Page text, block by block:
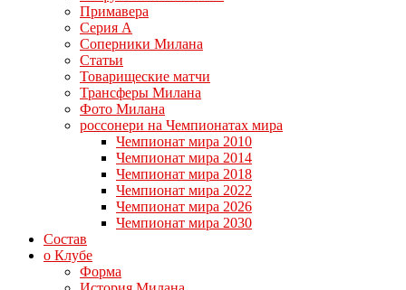
Примавера
Серия А
Соперники Милана
Статьи
Товарищеские матчи
Трансферы Милана
Фото Милана
россонери на Чемпионатах мира
Чемпионат мира 2010
Чемпионат мира 2014
Чемпионат мира 2018
Чемпионат мира 2022
Чемпионат мира 2026
Чемпионат мира 2030
Состав
о Клубе
Форма